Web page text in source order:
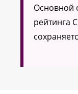
Основной
рейтинга